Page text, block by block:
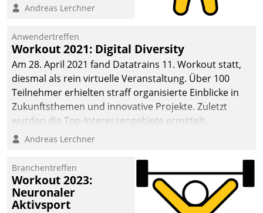
Teilnehmer kurzweilige
Cloud-Strategien und -
Lösungen mit hohem
Zukunftspotenzial.
Andreas Lerchner
Anwendertreffen
Workout 2021: Digital Diversity
Am 28. April 2021 fand Datatrains 11. Workout statt,
diesmal als rein virtuelle Veranstaltung. Über 100
Teilnehmer erhielten straff organisierte Einblicke in
Zukunftsthemen und innovative Projekte. Zuletzt
wurden die Top-Interessengebiete ermittelt.
Andreas Lerchner
Branchentreffen
Workout 2023:
Neuronaler
Aktivsport